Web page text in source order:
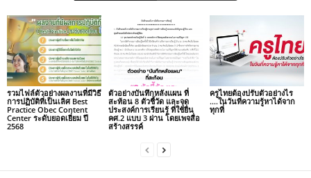
รวมไฟล์ตัวอย่างผลงานที่มีวิธี
การปฏิบัติที่เป็นเลิศ Best
Practice Obec Content
Center ระดับยอดเยี่ยม ปี
2568
ตัวอย่างบันทึกหลังแผน ที่
สะท้อน 8 ตัวชี้วัด และจุด
ประสงค์การเรียนรู้ ที่ใช้ยื่น
คศ.2 แบบ 3 ผ่าน โดยเพจสื่อ
สร้างสรรค์
ครูไทยต้องปรับตัวอย่างไร
….ในวันที่ความรู้หาได้จาก
ทุกที่